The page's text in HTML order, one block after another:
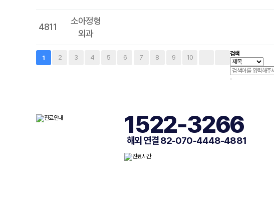
4811
소아정형
외과
1 2 3 4 5 6 7 8 9 10 검색
1522-3266
해외 연결 82-070-4448-4881